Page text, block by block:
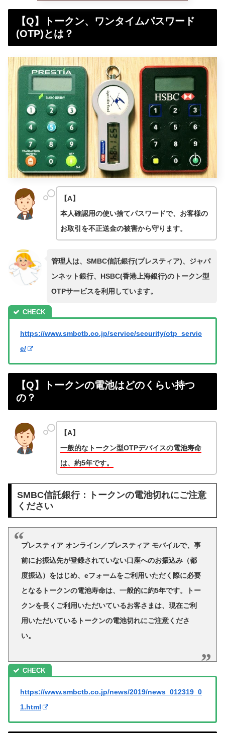
【Q】トークン、ワンタイムパスワード
(OTP)とは？
【A】
本人確認用の使い捨てパスワードで、お客様の
お取引を不正送金の被害から守ります。
管理人は、SMBC信託銀行(プレスティア)、ジャパ
ンネット銀行、HSBC(香港上海銀行)のトークン型
OTPサービスを利用しています。
https://www.smbctb.co.jp/service/security/otp_servic
e/
【Q】トークンの電池はどのくらい持つ
の？
【A】
一般的なトークン型OTPデバイスの電池寿命
は、約5年です。
SMBC信託銀行：トークンの電池切れにご注意
ください
プレスティア オンライン／プレスティア モバイルで、事
前にお振込先が登録されていない口座へのお振込み（都
度振込）をはじめ、eフォームをご利用いただく際に必要
となるトークンの電池寿命は、一般的に約5年です。トー
クンを長くご利用いただいているお客さまは、現在ご利
用いただいているトークンの電池切れにご注意くださ
い。
https://www.smbctb.co.jp/news/2019/news_012319_0
1.html